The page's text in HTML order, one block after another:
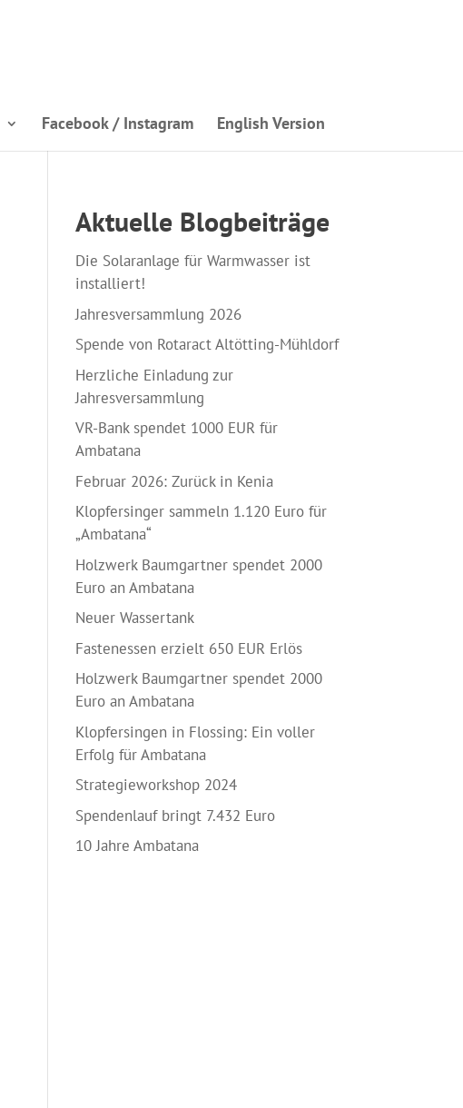
Facebook / Instagram English Version
Aktuelle Blogbeiträge
Die Solaranlage für Warmwasser ist
installiert!
Jahresversammlung 2026
Spende von Rotaract Altötting-Mühldorf
Herzliche Einladung zur
Jahresversammlung
VR-Bank spendet 1000 EUR für
Ambatana
Februar 2026: Zurück in Kenia
Klopfersinger sammeln 1.120 Euro für
„Ambatana“
Holzwerk Baumgartner spendet 2000
Euro an Ambatana
Neuer Wassertank
Fastenessen erzielt 650 EUR Erlös
Holzwerk Baumgartner spendet 2000
Euro an Ambatana
Klopfersingen in Flossing: Ein voller
Erfolg für Ambatana
Strategieworkshop 2024
Spendenlauf bringt 7.432 Euro
10 Jahre Ambatana